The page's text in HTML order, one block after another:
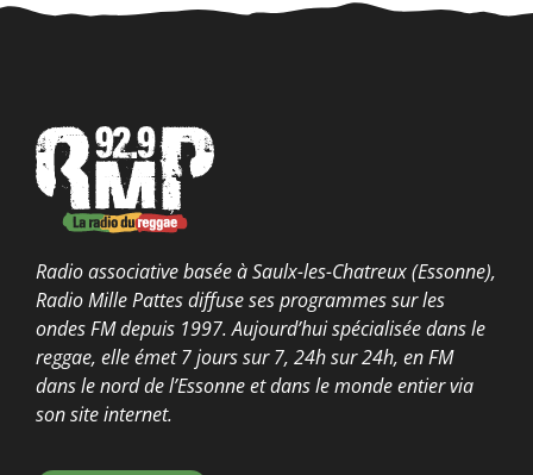
Radio associative basée à Saulx-les-Chatreux (Essonne),
Radio Mille Pattes diffuse ses programmes sur les
ondes FM depuis 1997. Aujourd’hui spécialisée dans le
reggae, elle émet 7 jours sur 7, 24h sur 24h, en FM
dans le nord de l’Essonne et dans le monde entier via
son site internet.